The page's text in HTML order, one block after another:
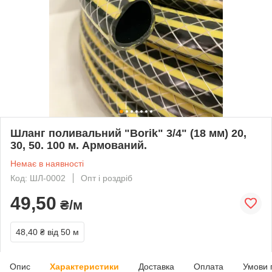
Шланг поливальний "Borik" 3/4" (18 мм) 20,
30, 50. 100 м. Армований.
Немає в наявності
Код: ШЛ-0002
Опт і роздріб
49,50 ₴/м
48,40 ₴ від 50 м
Опис Характеристики Доставка Оплата Умови